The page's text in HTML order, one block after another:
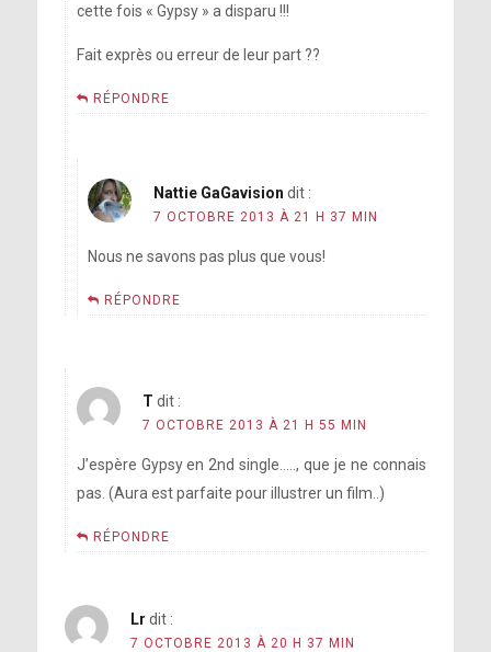
cette fois « Gypsy » a disparu !!!
Fait exprès ou erreur de leur part ??
RÉPONDRE
Nattie GaGavision dit :
7 OCTOBRE 2013 À 21 H 37 MIN
Nous ne savons pas plus que vous!
RÉPONDRE
T dit :
7 OCTOBRE 2013 À 21 H 55 MIN
J’espère Gypsy en 2nd single….., que je ne connais
pas. (Aura est parfaite pour illustrer un film..)
RÉPONDRE
Lr dit :
7 OCTOBRE 2013 À 20 H 37 MIN